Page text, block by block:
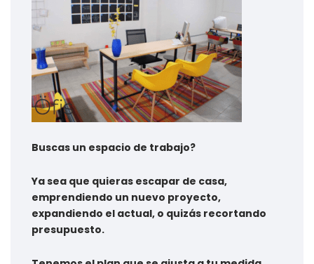
Buscas un espacio de trabajo?
Ya sea que quieras escapar de casa,
emprendiendo un nuevo proyecto,
expandiendo el actual, o quizás recortando
presupuesto.